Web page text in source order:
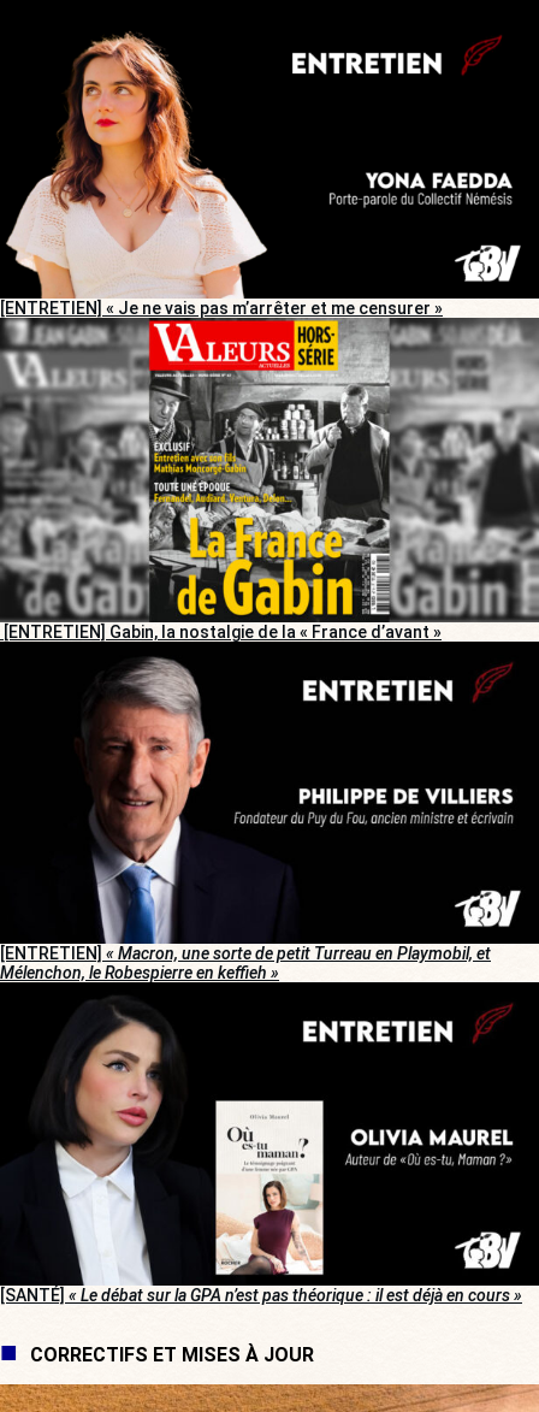
[ENTRETIEN] « Je ne vais pas m’arrêter et me censurer »
[ENTRETIEN] Gabin, la nostalgie de la « France d’avant »
[ENTRETIEN] « Macron, une sorte de petit Turreau en Playmobil, et
Mélenchon, le Robespierre en keffieh »
[SANTÉ] « Le débat sur la GPA n’est pas théorique : il est déjà en cours »
CORRECTIFS ET MISES À JOUR